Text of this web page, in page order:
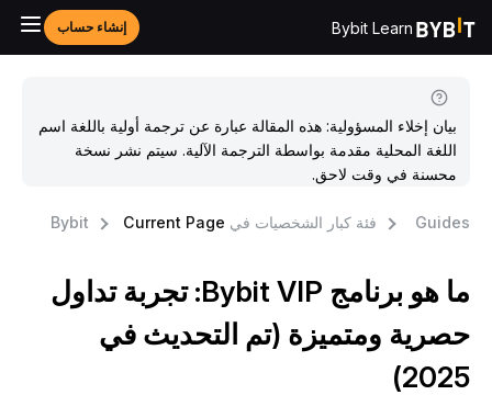
Bybit Learn إنشاء حساب
بيان إخلاء المسؤولية: هذه المقالة عبارة عن ترجمة أولية باللغة اسم
اللغة المحلية مقدمة بواسطة الترجمة الآلية. سيتم نشر نسخة
محسنة في وقت لاحق.
فئة كبار الشخصيات في Bybit Current Page
ما هو برنامج Bybit VIP: تجربة تداول
ومتميزة (تم التحديث في